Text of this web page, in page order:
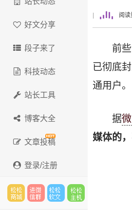
好文分享
段子来了
科技动态
站长工具
博客大全
文章投稿
登录/注册
阅读
前
已彻底
通用户。
据
媒体的